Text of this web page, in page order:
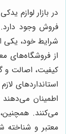
در بازار لوازم
فروش وجود دارد.
شرایط خود، یکی
از فروشگاه‌های
کیفیت، اصالت و
استانداردهای
اطمینان
می‌کنند.
معتبر و شناخته